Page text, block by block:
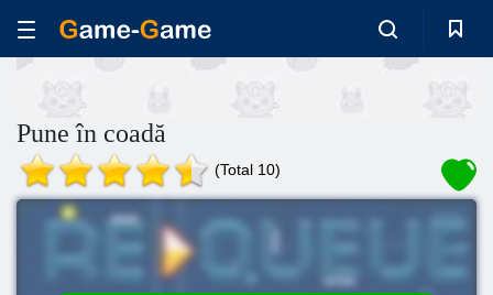
Pune în coadă
(Total 10)